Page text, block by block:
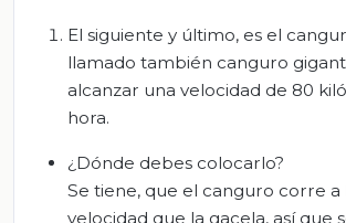
El siguiente y último, es el
llamado también canguro
alcanzar una velocidad de 80
hora.
¿Dónde debes colocarlo?
Se tiene, que el canguro corre a
velocidad que la gacela, así que